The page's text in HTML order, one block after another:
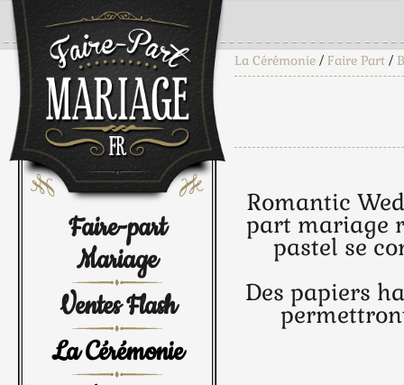
Faire-part
Mariage
Ventes Flash
La Cérémonie
La Cérémonie / Faire Part /
Romantic
part mariage
pastel se
Des papiers